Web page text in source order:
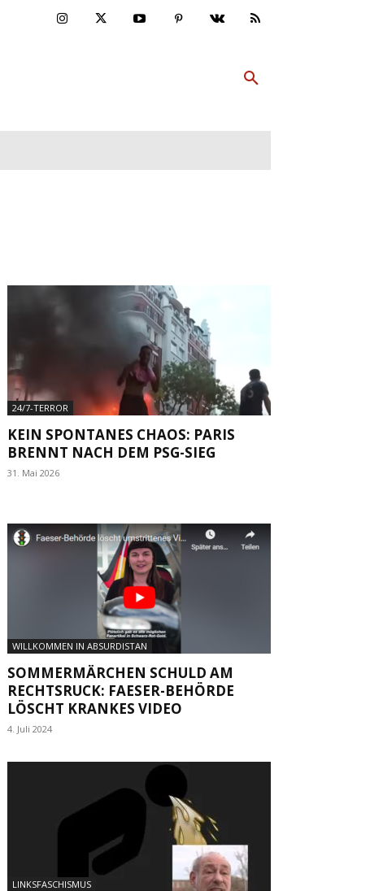
24/7-TERROR
KEIN SPONTANES CHAOS: PARIS
BRENNT NACH DEM PSG-SIEG
31. Mai 2026
WILLKOMMEN IN ABSURDISTAN
SOMMERMÄRCHEN SCHULD AM
RECHTSRUCK: FAESER-BEHÖRDE
LÖSCHT KRANKES VIDEO
4. Juli 2024
LINKSFASCHISMUS